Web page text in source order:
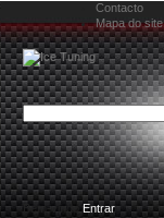
Contacto
Mapa do site
Bem-vindoEntrar